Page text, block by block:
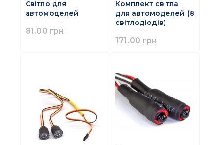
Світло для
автомоделей
81.00 грн
Комплект світла
для автомоделей (8
світлодіодів)
171.00 грн